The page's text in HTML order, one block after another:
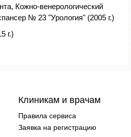
Кожно-венерологический
№ 23 "Урология" (2005 г.)
г.)
Клиникам и врачам
Правила сервиса
Заявка на регистрацию